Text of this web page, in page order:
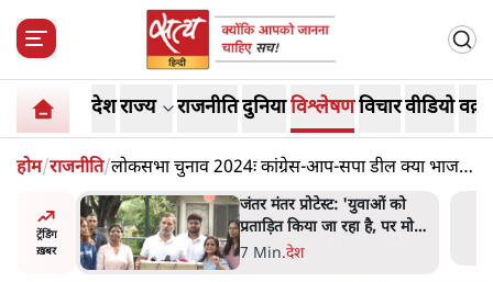
देशराज्य राजनीतिदुनियाविश्लेषणविचारवीडियो
होम/राजनीति/लोकसभा चुनाव 2024ः कांग्रेस-आप-सपा डील क्या भाजपा
का समीकरण बिगाड़ेगी?
ट्रेंडिंग
ख़बर
न
सुने':
जंतर मंतर प्रोटेस्ट: 'युवाओं को
प्रताड़ित किया जा रहा है, पर मोदी-
शाह में बोलने की हिम्मत नहीं'-
7 Min.देश